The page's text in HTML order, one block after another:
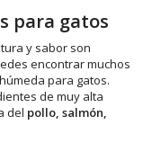
para gatos
y sabor son
encontrar muchos
para gatos.
de muy alta
del pollo, salmón,